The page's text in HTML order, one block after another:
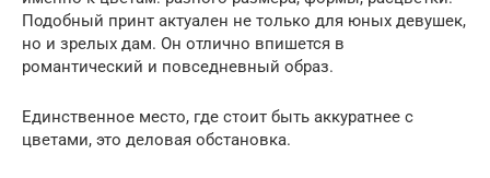
Подобный принт актуален не только для юных девушек,
но и зрелых дам. Он отлично впишется в
романтический и повседневный образ.
Единственное место, где стоит быть аккуратнее с
цветами, это деловая обстановка.